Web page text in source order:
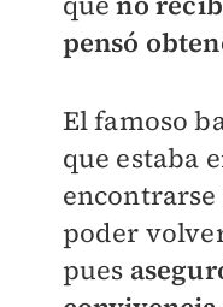
pensó
El famoso
que estaba
poder
pues